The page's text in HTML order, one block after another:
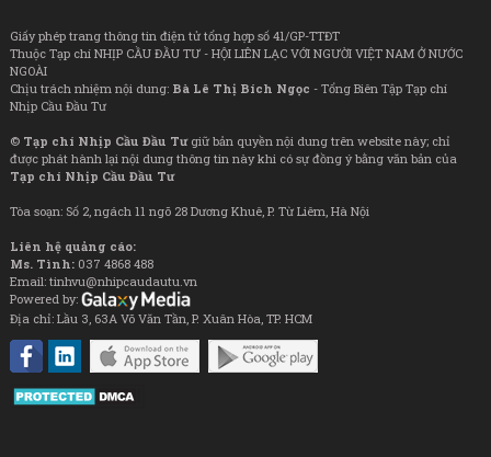
Giấy phép trang thông tin điện tử tổng hợp số 41/GP-TTĐT
Thuộc Tạp chí NHỊP CẦU ĐẦU TƯ - HỘI LIÊN LẠC VỚI NGƯỜI VIỆT NAM Ở NƯỚC
NGOÀI
Chịu trách nhiệm nội dung: Bà Lê Thị Bích Ngọc - Tổng Biên Tập Tạp chí
Nhịp Cầu Đầu Tư
© Tạp chí Nhịp Cầu Đầu Tưgiữ bản quyền nội dung trên website này; chỉ
được phát hành lại nội dung thông tin này khi có sự đồng ý bằng văn bản của
Tạp chí Nhịp Cầu Đầu Tư
Tòa soạn: Số 2, ngách 11 ngõ 28 Dương Khuê, P. Từ Liêm, Hà Nội
Liên hệ quảng cáo:
Ms. Tình: 037 4868 488
Email: tinhvu@nhipcaudautu.vn
Powered by:
Địa chỉ: Lầu 3, 63A Võ Văn Tần, P. Xuân Hòa, TP. HCM